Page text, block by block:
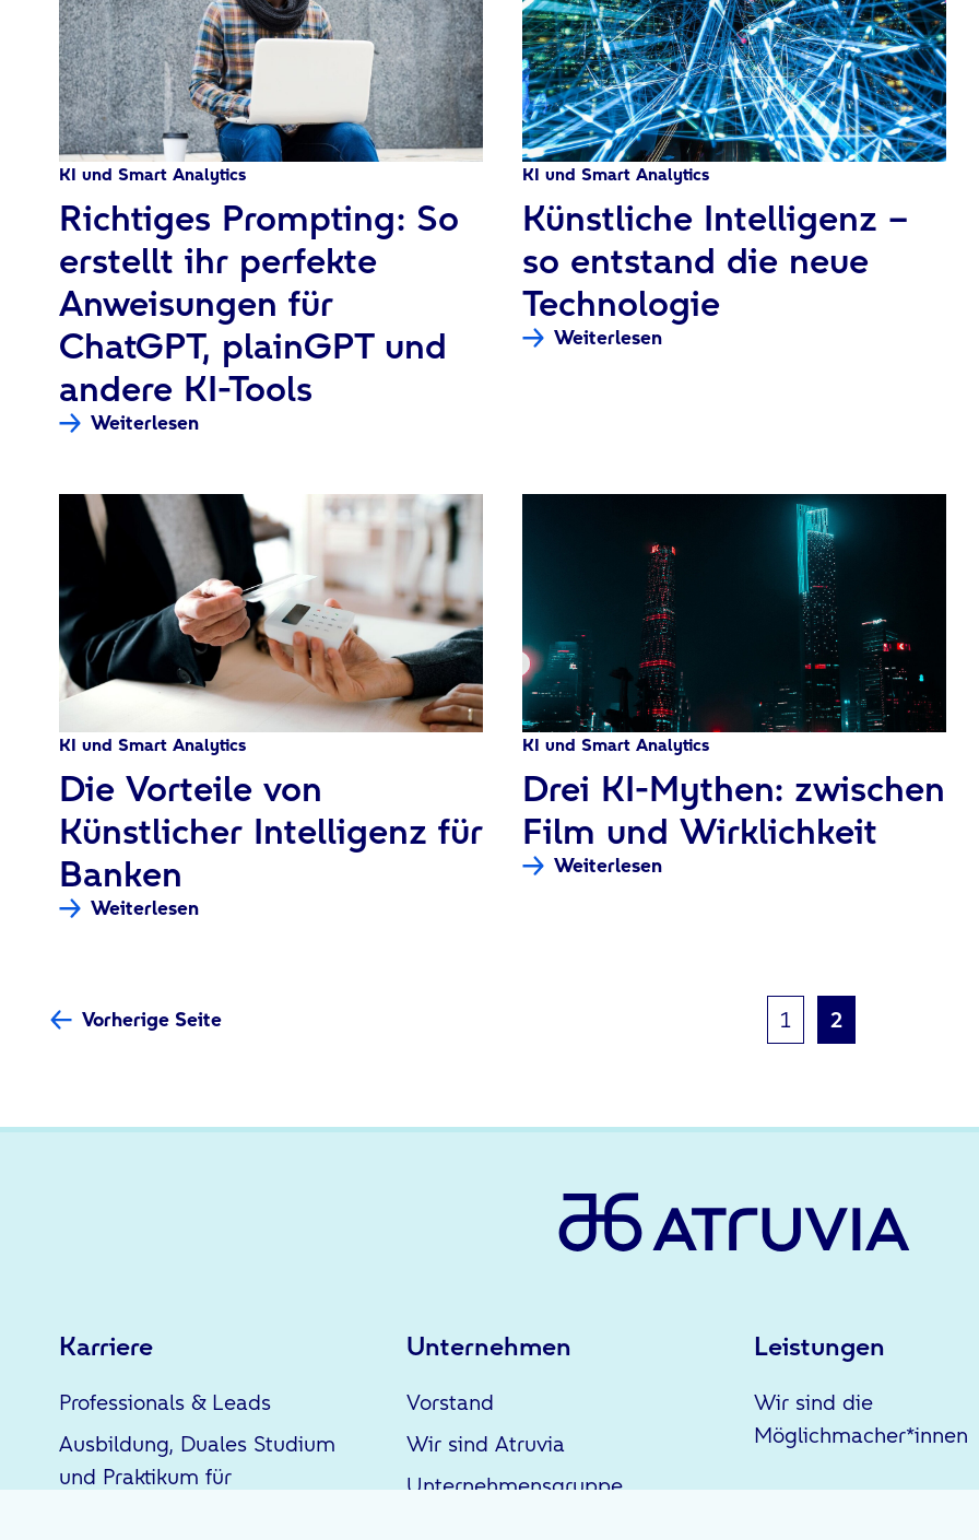
KI und Smart Analytics
:
Richtiges Prompting: So
erstellt ihr perfekte
Anweisungen für
ChatGPT, plainGPT und
andere KI-Tools
Weiterlesen
KI und Smart Analytics
:
Künstliche Intelligenz –
so entstand die neue
Technologie
Weiterlesen
KI und Smart Analytics
:
Die Vorteile von
Künstlicher Intelligenz für
Banken
Weiterlesen
KI und Smart Analytics
:
Drei KI-Mythen: zwischen
Film und Wirklichkeit
Weiterlesen
Vorherige Seite 1 2
Karriere
Professionals & Leads
Ausbildung, Duales Studium
und Praktikum für
Unternehmen
Vorstand
Wir sind Atruvia
Unternehmensgruppe
Leistungen
Wir sind die
Möglichmacher*innen